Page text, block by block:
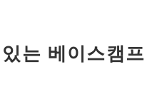
는 베이스캠프